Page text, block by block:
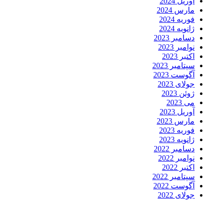
مارس 2024
فوریه 2024
ژانویه 2024
دسامبر 2023
نوامبر 2023
اکتبر 2023
سپتامبر 2023
آگوست 2023
جولای 2023
ژوئن 2023
می 2023
آوریل 2023
مارس 2023
فوریه 2023
ژانویه 2023
دسامبر 2022
نوامبر 2022
اکتبر 2022
سپتامبر 2022
آگوست 2022
جولای 2022